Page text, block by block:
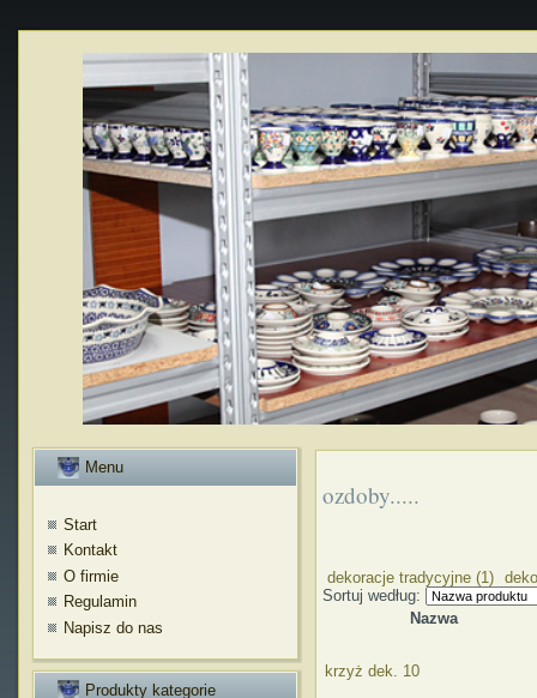
Menu
Start
Kontakt
O firmie
Regulamin
Napisz do nas
Produkty kategorie
ozdoby.....
dekoracje tradycyjne (1)
Sortuj według:
Nazwa
krzyż dek. 10